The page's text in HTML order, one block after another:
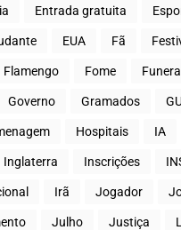
Entrada gratuita
EUA Fã
Flamengo Fome Funeral
Governo Gramados
Hospitais IA
Inglaterra Inscrições
Irã Jogador
Julho Justiça